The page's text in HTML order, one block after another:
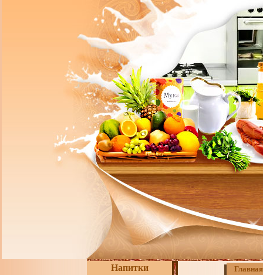
Напитки Главная